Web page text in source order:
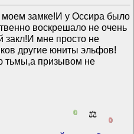
замке!И у Оссира было
воскрешало не очень
закл!И мне просто не
другие юниты эльфов!
тьмы,а призывом не
0 ⚖️
0